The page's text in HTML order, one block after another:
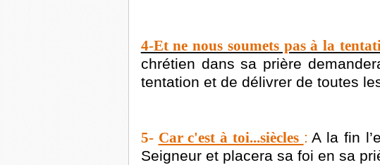
4-Et ne nous soumets pas à la
chrétien dans sa prière
tentation et de délivrer de toutes
5- Car c'est à toi...siècles : A la fin
Seigneur et placera sa foi en sa